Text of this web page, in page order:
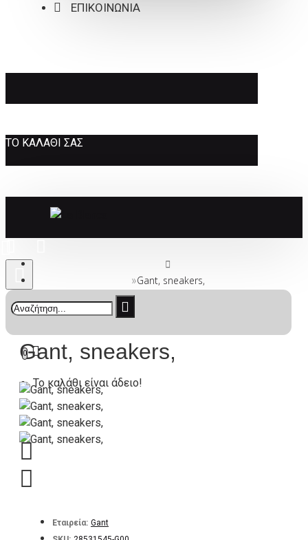
ΕΠΙΚΟΙΝΩΝΙΑ
ΤΟ ΚΑΛΆΘΙ ΣΑΣ
0
Το καλάθι είναι άδειο!
Gant, sneakers,
Gant, sneakers,
Εταιρεία: Gant